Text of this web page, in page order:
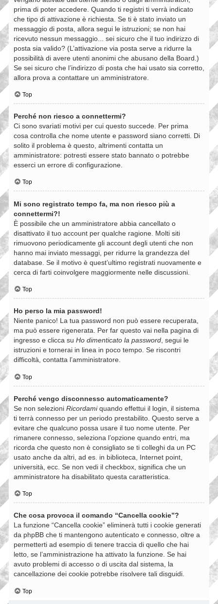
prima di poter accedere. Quando ti registri ti verrà indicato
che tipo di attivazione è richiesta. Se ti è stato inviato un
messaggio di posta, allora segui le istruzioni; se non hai
ricevuto nessun messaggio... sei sicuro che il tuo indirizzo di
posta sia valido? (L’attivazione via posta serve a ridurre la
possibilità di avere utenti anonimi che abusano della Board.)
Se sei sicuro che l’indirizzo di posta che hai usato sia corretto,
allora prova a contattare un amministratore.
Top
Perché non riesco a connettermi?
Ci sono svariati motivi per cui questo succede. Per prima
cosa controlla che nome utente e password siano corretti. Di
solito il problema è questo, altrimenti contatta un
amministratore: potresti essere stato bannato o potrebbe
esserci un errore di configurazione.
Top
Mi sono registrato tempo fa, ma non riesco più a
connettermi?!
È possibile che un amministratore abbia cancellato o
disattivato il tuo account per qualche ragione. Molti siti
rimuovono periodicamente gli account degli utenti che non
hanno mai inviato messaggi, per ridurre la grandezza del
database. Se il motivo è quest’ultimo registrati nuovamente e
cerca di farti coinvolgere maggiormente nelle discussioni.
Top
Ho perso la mia password!
Niente panico! La tua password non può essere recuperata,
ma può essere rigenerata. Per far questo vai nella pagina di
ingresso e clicca su Ho dimenticato la password, segui le
istruzioni e tornerai in linea in poco tempo. Se riscontri
difficoltà, contatta l’amministratore.
Top
Perché vengo disconnesso automaticamente?
Se non selezioni Ricordamiquando effettui il login, il sistema
ti terrà connesso per un periodo prestabilito. Questo serve a
evitare che qualcuno possa usare il tuo nome utente. Per
rimanere connesso, seleziona l’opzione quando entri, ma
ricorda che questo non è consigliato se ti colleghi da un PC
usato anche da altri, ad es. in biblioteca, Internet point,
università, ecc. Se non vedi il checkbox, significa che un
amministratore ha disabilitato questa caratteristica.
Top
Che cosa provoca il comando “Cancella cookie”?
La funzione “Cancella cookie” eliminerà tutti i cookie generati
da phpBB che ti mantengono autenticato e connesso, oltre a
permetterti ad esempio di tenere traccia di quello che hai
letto, se l’amministrazione ha attivato la funzione. Se hai
avuto problemi di accesso o di uscita dal sistema, la
cancellazione dei cookie potrebbe risolvere tali disguidi.
Top